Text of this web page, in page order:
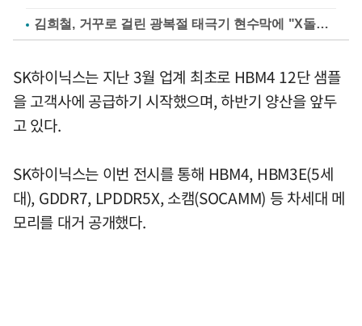
김희철, 거꾸로 걸린 광복절 태극기 현수막에 "X돌았네"
SK하이닉스는 지난 3월 업계 최초로 HBM4 12단 샘플
을 고객사에 공급하기 시작했으며, 하반기 양산을 앞두
고 있다.
SK하이닉스는 이번 전시를 통해 HBM4, HBM3E(5세
대), GDDR7, LPDDR5X, 소캠(SOCAMM) 등 차세대 메
모리를 대거 공개했다.